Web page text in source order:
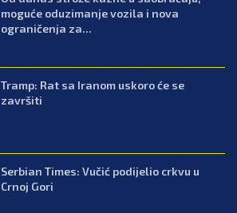
moguće oduzimanje vozila i nova
ograničenja za...
Tramp: Rat sa Iranom uskoro će se
završiti
Serbian Times: Vučić podijelio crkvu u
Crnoj Gori